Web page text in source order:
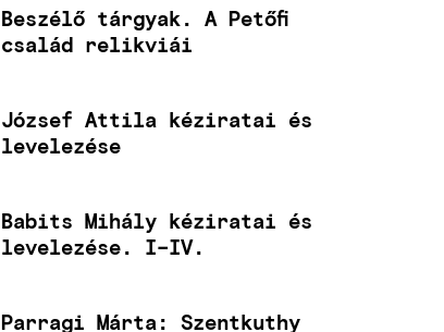
Beszélő tárgyak. A Petőfi
család relikviái
József Attila kéziratai és
levelezése
Babits Mihály kéziratai és
levelezése. I–IV.
Parragi Márta: Szentkuthy